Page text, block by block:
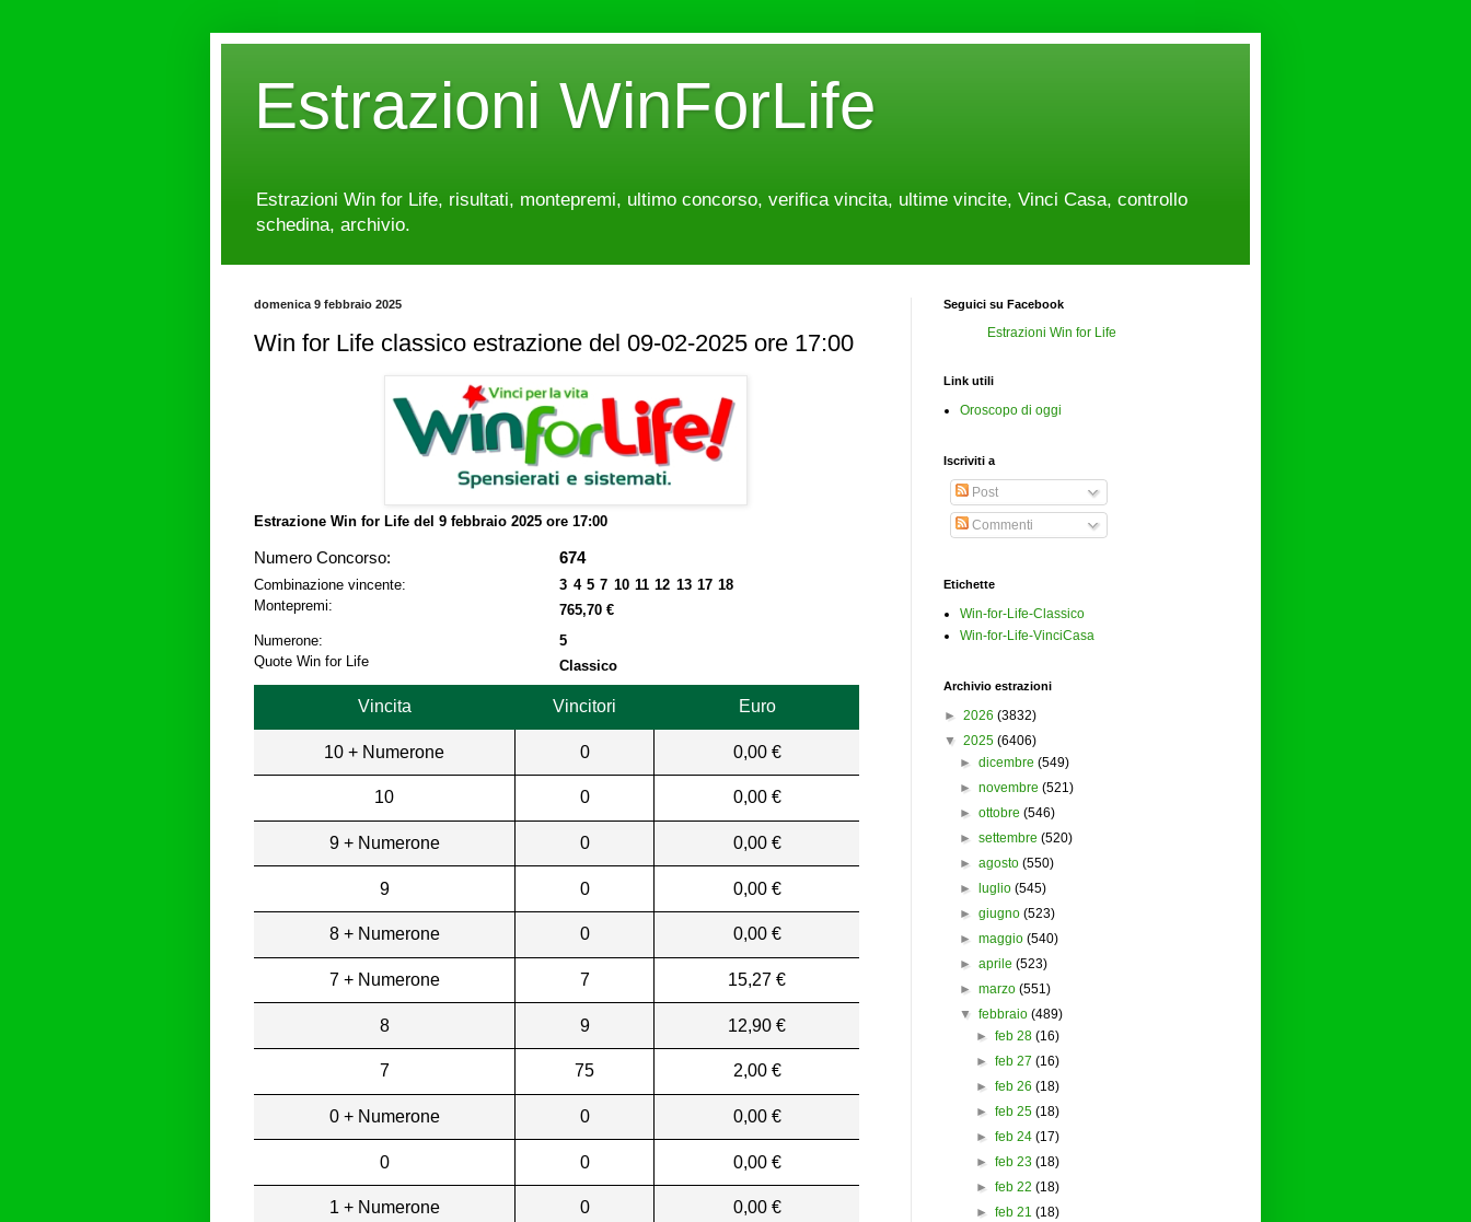
Estrazioni WinForLife
Estrazioni Win for Life, risultati, montepremi, ultimo concorso, verifica vincita, ultime vincite, Vinci Casa, controllo
schedina, archivio.
domenica 9 febbraio 2025
Win for Life classico estrazione del 09-02-2025 ore 17:00
Estrazione Win for Life del 9 febbraio 2025 ore 17:00
Numero Concorso: 674
Combinazione vincente:
3 4 5 7 10 11 12 13 17 18
Montepremi:
765,70 €
Numerone:
5
Quote Win for Life
Classico
Vincita Vincitori Euro
10 + Numerone 0 0,00 €
10 0 0,00 €
9 + Numerone 0 0,00 €
9 0 0,00 €
8 + Numerone 0 0,00 €
7 + Numerone 7 15,27 €
8 9 12,90 €
7 75 2,00 €
0 + Numerone 0 0,00 €
0 0 0,00 €
1 + Numerone 0 0,00 €
Seguici su Facebook
Estrazioni Win for Life
Link utili
Oroscopo di oggi
Iscriviti a
Post
Commenti
Etichette
Win-for-Life-Classico
Win-for-Life-VinciCasa
Archivio estrazioni
► 2026 (3832)
▼ 2025 (6406)
►dicembre (549)
►novembre (521)
►ottobre (546)
►settembre (520)
►agosto (550)
►
luglio (545)
►giugno (523)
►maggio (540)
►aprile (523)
►marzo (551)
▼ febbraio (489)
► feb 28 (16)
► feb 27 (16)
► feb 26 (18)
► feb 25 (18)
► feb 24 (17)
► feb 23 (18)
► feb 22 (18)
► feb 21 (18)